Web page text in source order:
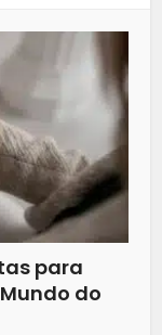
para
do